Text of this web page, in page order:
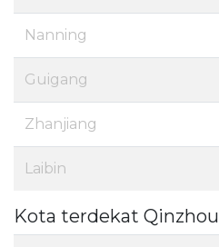
Nanning
Guigang
Zhanjiang
Laibin
Kota terdekat Qinzhou